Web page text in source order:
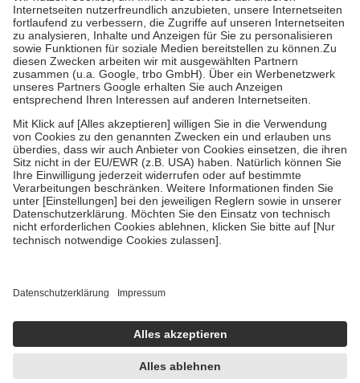
Kosten der Leistung zu entrichten.
Diese Regeln gelten grundsätzlich auch für Online-Apotheken.
Bei Heilmitteln und häuslicher Krankenpflege beträgt die
Zuzahlung zehn Prozent der Kosten sowie zehn Euro je
Verordnung.
Um das Engagement der Versicherten für ihre eigene Gesundheit zu
stärken und die besondere Stellung der Familie zu unterstützen,
fallenkeine Zuzahlungenan bei:
• Kindern und Jugendlichen bis zum vollendeten 18. Lebensjahr
mit Ausnahme der Fahrkosten
• Untersuchungen zur Vorsorge und Früherkennung, die von der
GKV getragen werden
• empfohlenen Schutzimpfungen
• Harn- und Blutteststreifen
getroffen, um sicherzustellen, dass es sich um echte Bewertungen
https://help.etrusted.com/hc/de/articles/4419944605341
Einige Bilder und Inhalte wurden unter Zuhilfenahme künstlicher